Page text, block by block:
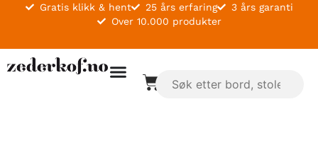
Gratis klikk & hent 25 års erfaring
3 års garanti
Over 10.000 produkter